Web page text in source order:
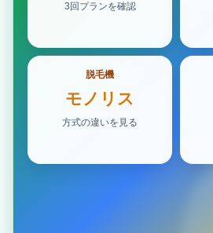
3回プランを確認
脱毛機
モノリス
方式の違いを見る